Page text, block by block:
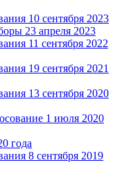
10 сентября 2023
23 апреля 2023
11 сентября 2022
19 сентября 2021
13 сентября 2020
1 июля 2020
года
8 сентября 2019